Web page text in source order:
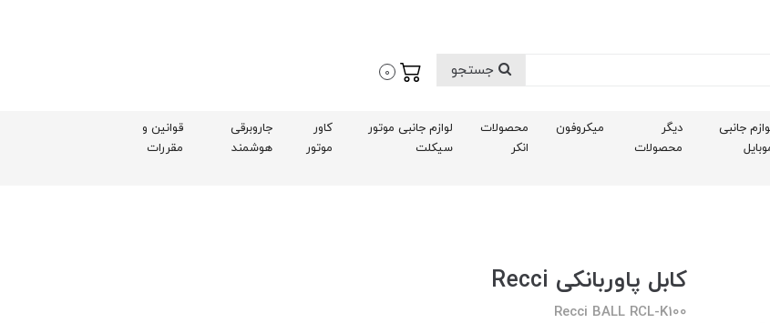
0
جانبی
دیگر
محصولات
میکروفون
محصولات
انکر
لوازم جانبی موتور
سیکلت
کاور
موتور
جاروبرقی
هوشمند
قوانین و
مقررات
کابل پاوربانکی Recci
Recci BALL RCL-K100